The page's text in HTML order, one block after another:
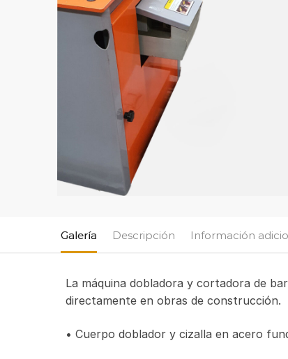
Galería Descripción Información
La máquina dobladora y cortadora de
directamente en obras de construcción.
• Cuerpo doblador y cizalla en acero